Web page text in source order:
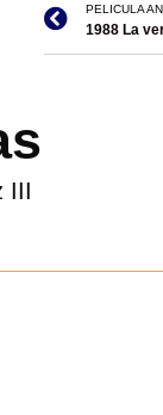
PELICULA
1988 La
III